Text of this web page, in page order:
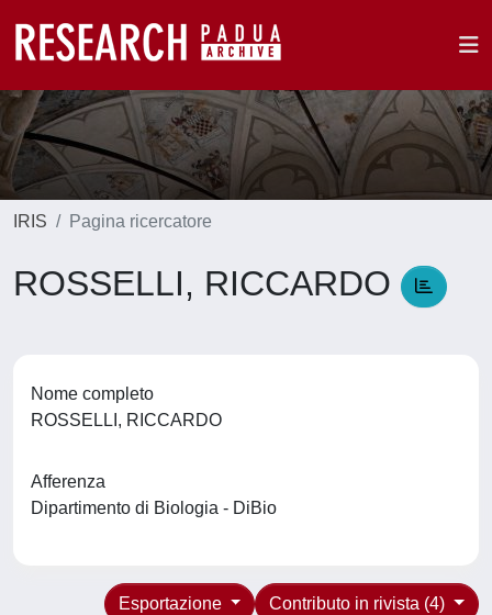
IRIS Pagina ricercatore
ROSSELLI, RICCARDO
Nome completo
ROSSELLI, RICCARDO
Afferenza
Dipartimento di Biologia - DiBio
Contributo in rivista (4)
Esportazione